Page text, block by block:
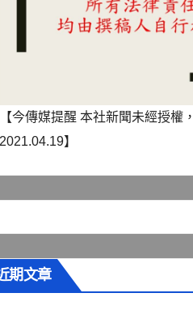
【今傳媒提醒 本社新聞未經授權
2021.04.19】
期文章